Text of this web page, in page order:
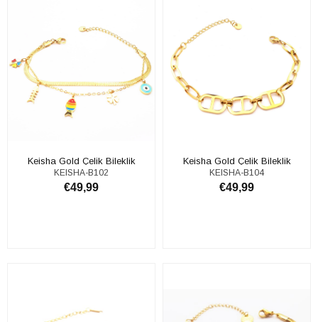
Keisha Gold Çelik Bileklik
KEISHA-B102
€49,99
Keisha Gold Çelik Bileklik
KEISHA-B104
€49,99